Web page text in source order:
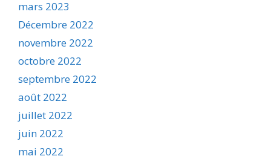
mars 2023
Décembre 2022
novembre 2022
octobre 2022
septembre 2022
août 2022
juillet 2022
juin 2022
mai 2022